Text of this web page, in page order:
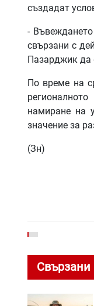
създадат
-
свързани с
Пазарджик да
По време на
намиране на
значение за
(Зн)
Свързани